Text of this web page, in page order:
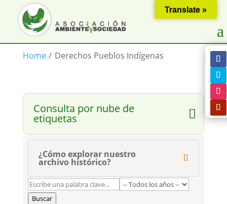
Home / Derechos Pueblos Indígenas
Consulta por nube de
etiquetas
¿Cómo explorar nuestro
archivo histórico?
Buscar
Translate »